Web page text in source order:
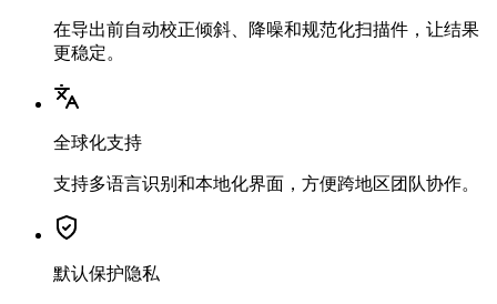
在导出前自动校正倾斜、降噪和规范化扫描件，让结果
更稳定。
全球化支持
支持多语言识别和本地化界面，方便跨地区团队协作。
默认保护隐私